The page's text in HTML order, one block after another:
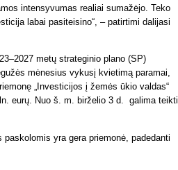
intensyvumas realiai sumažėjo. Teko
labai pasiteisino“, – patirtimi dalijasi
metų strateginio plano (SP)
mėnesius vykusį kvietimą paramai,
„Investicijos į žemės ūkio valdas“
eurų. Nuo š. m. birželio 3 d. galima teikti
paskolomis yra gera priemonė, padedanti